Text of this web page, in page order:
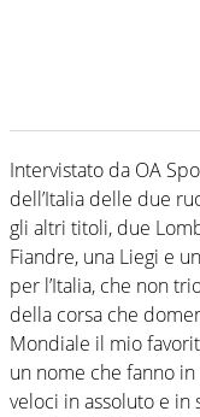
Intervistato da OA
dell’Italia delle due
gli altri titoli, due
Fiandre, una Liegi e
per l’Italia, che non
della corsa che
Mondiale il mio
un nome che fanno
veloci in assoluto e